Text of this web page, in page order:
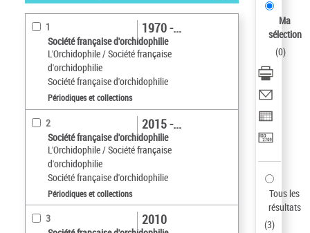
résultats/page
1
Société française d'orchidophilie
L'Orchidophile / Société française
d'orchidophilie
Société française d'orchidophilie
1970 -...
Périodiques et collections
2
Société française d'orchidophilie
L'Orchidophile / Société française
d'orchidophilie
Société française d'orchidophilie
2015 -...
Périodiques et collections
3
2010
Ma
sélection
(0)
Tous les
résultats
(3)